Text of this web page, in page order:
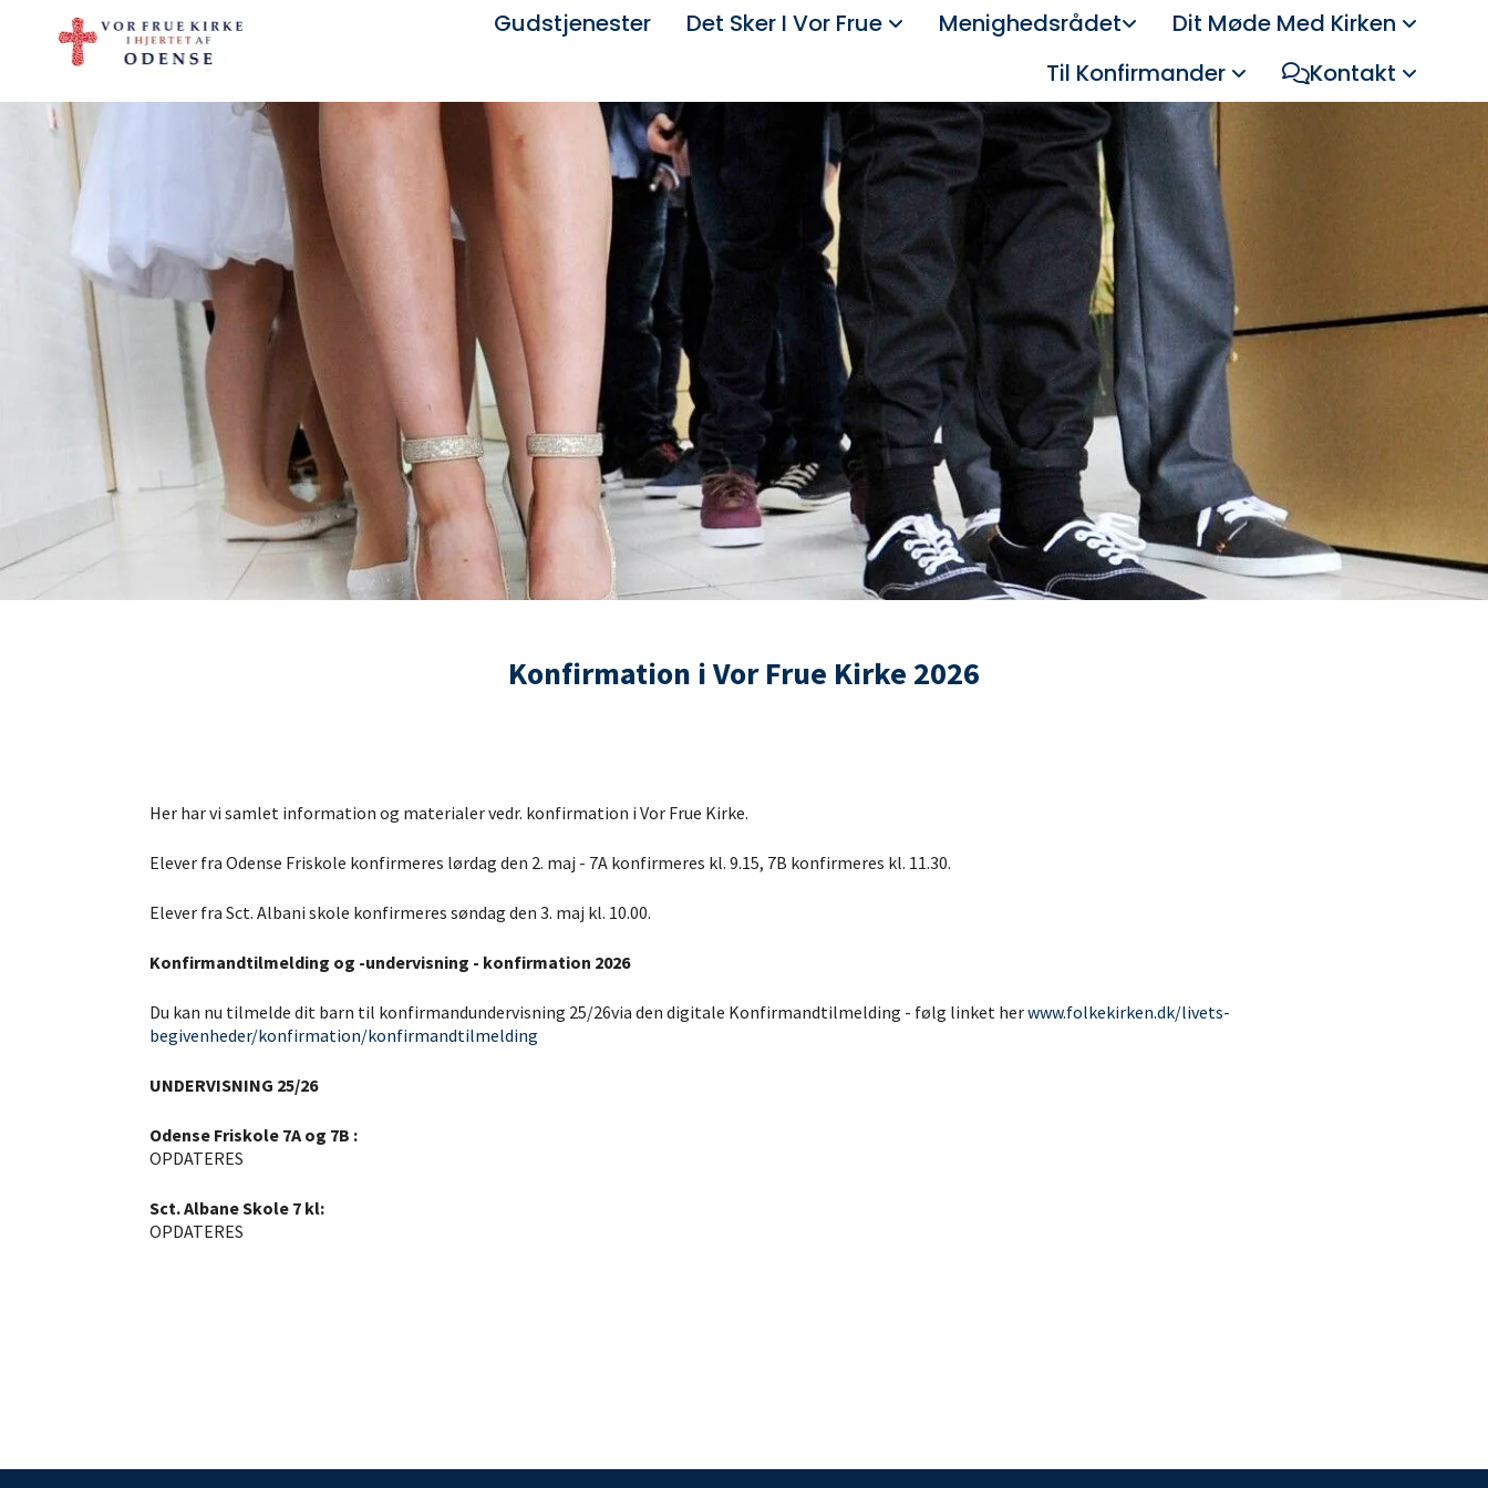
Gudstjenester Det Sker I Vor Frue Menighedsrådet
Dit Møde Med Kirken
Til Konfirmander
Kontakt
Konfirmation i Vor Frue Kirke 2026
Her har vi samlet information og materialer vedr. konfirmation i Vor Frue Kirke.
Elever fra Odense Friskole konfirmeres lørdag den 2. maj - 7A konfirmeres kl. 9.15, 7B konfirmeres kl. 11.30.
Elever fra Sct. Albani skole konfirmeres søndag den 3. maj kl. 10.00.
Konfirmandtilmelding og -undervisning - konfirmation 2026
Du kan nu tilmelde dit barn til konfirmandundervisning 25/26via den digitale Konfirmandtilmelding - følg linket herwww.folkekirken.dk/livets-
begivenheder/konfirmation/konfirmandtilmelding
UNDERVISNING 25/26
Odense Friskole 7A og 7B :
OPDATERES
Sct. Albane Skole 7 kl:
OPDATERES